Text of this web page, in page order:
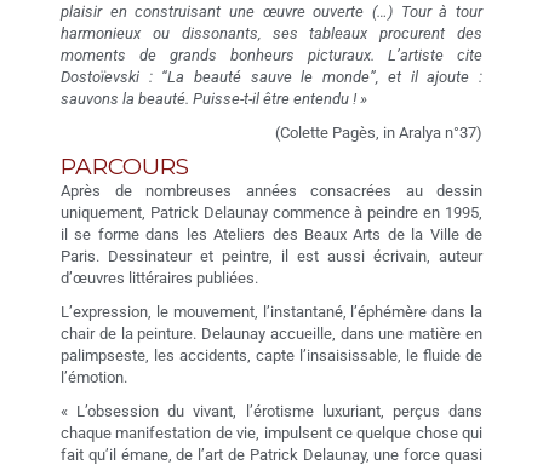
plaisir en construisant une œuvre ouverte (…) Tour à tour
harmonieux ou dissonants, ses tableaux procurent des
moments de grands bonheurs picturaux. L’artiste cite
Dostoïevski : “La beauté sauve le monde”, et il ajoute :
sauvons la beauté. Puisse-t-il être entendu ! »
(Colette Pagès, in Aralya n°37)
PARCOURS
Après de nombreuses années consacrées au dessin
uniquement, Patrick Delaunay commence à peindre en 1995,
il se forme dans les Ateliers des Beaux Arts de la Ville de
Paris. Dessinateur et peintre, il est aussi écrivain, auteur
d’œuvres littéraires publiées.
L’expression, le mouvement, l’instantané, l’éphémère dans la
chair de la peinture. Delaunay accueille, dans une matière en
palimpseste, les accidents, capte l’insaisissable, le fluide de
l’émotion.
« L’obsession du vivant, l’érotisme luxuriant, perçus dans
chaque manifestation de vie, impulsent ce quelque chose qui
fait qu’il émane, de l’art de Patrick Delaunay, une force quasi